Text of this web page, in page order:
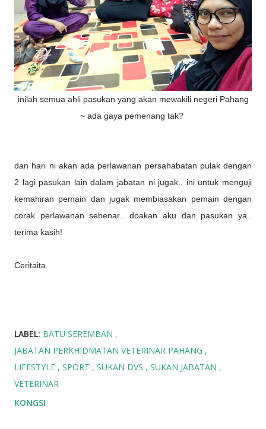
inilah semua ahli pasukan yang akan mewakili negeri Pahang
~ ada gaya pemenang tak?
dan hari ni akan ada perlawanan persahabatan pulak dengan
2 lagi pasukan lain dalam jabatan ni jugak.. ini untuk menguji
kemahiran pemain dan jugak membiasakan pemain dengan
corak perlawanan sebenar.. doakan aku dan pasukan ya..
terima kasih!
Ceritaita
LABEL: BATU SEREMBAN
JABATAN PERKHIDMATAN VETERINAR PAHANG
LIFESTYLE
SPORT SUKAN DVS
SUKAN JABATAN
VETERINAR
KONGSI